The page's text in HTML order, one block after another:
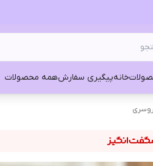
خانهپیگیری سفارشهمه محصولات